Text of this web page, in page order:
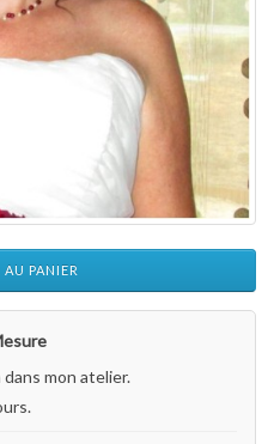
PANIER
mon atelier.